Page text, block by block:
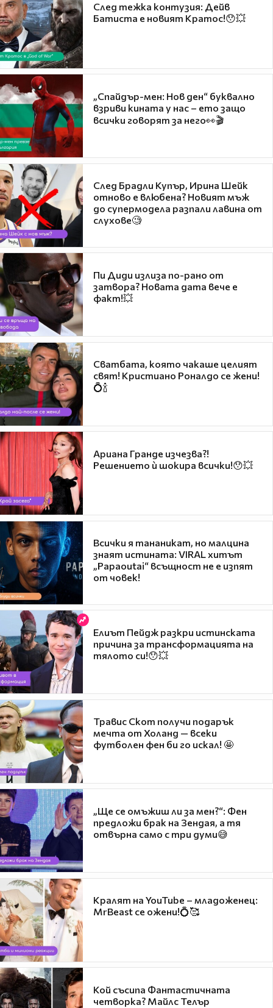
След тежка контузия: Дейв
Батиста е новият Кратос!😯💥
„Спайдър-мен: Нов ден“ буквално
взриви кината у нас – ето защо
всички говорят за него👀🎬
След Брадли Купър, Ирина Шейк
отново е влюбена? Новият мъж
до супермодела разпали лавина от
слухове🧐
Пи Диди излиза по-рано от
затвора? Новата дата вече е
факт!💥
Сватбата, която чакаше целият
свят! Кристиано Роналдо се жени!
💍🍾
Ариана Гранде изчезва?!
Решението ѝ шокира всички!😯💥
Всички я тананикат, но малцина
знаят истината: VIRAL хитът
„Papaoutai“ всъщност не е изпят
от човек!
Елиът Пейдж разкри истинската
причина за трансформацията на
тялото си!😯💥
Травис Скот получи подарък
мечта от Холанд — всеки
футболен фен би го искал! 🤩
„Ще се омъжиш ли за мен?“: Фен
предложи брак на Зендая, а тя
отвърна само с три думи😅
Кралят на YouTube – младоженец:
MrBeast се ожени!💍🥰
Кой съсипа Фантастичната
четворка? Майлс Телър